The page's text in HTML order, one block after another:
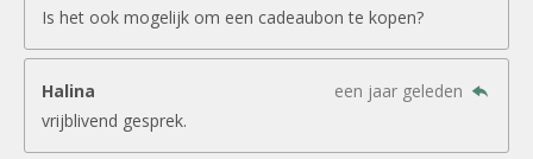
Is het ook mogelijk om een cadeaubon te kopen?
Halina
een jaar geleden
vrijblivend gesprek.